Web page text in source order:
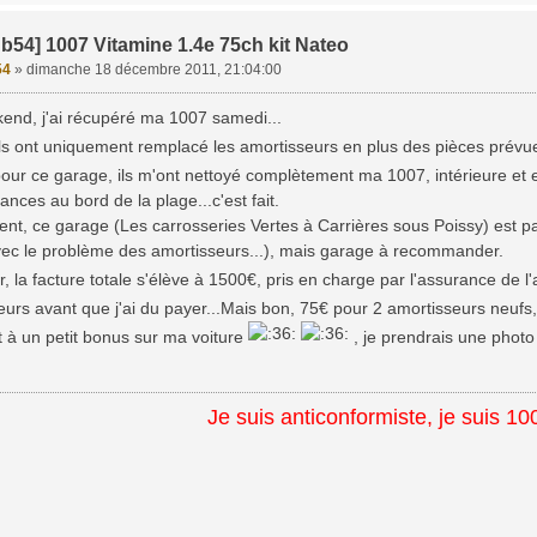
1007 Vitamine 1.4e 75ch kit Nateo
» dimanche 18 décembre 2011, 21:04:00
j'ai récupéré ma 1007 samedi...
ont uniquement remplacé les amortisseurs en plus des pièces
ce garage, ils m'ont nettoyé complètement ma 1007, intérieure et
au bord de la plage...c'est fait.
ce garage (Les carrosseries Vertes à Carrières sous Poissy) est
le problème des amortisseurs...), mais garage à recommander.
la facture totale s'élève à 1500€, pris en charge par l'assurance de
avant que j'ai du payer...Mais bon, 75€ pour 2 amortisseurs
à un petit bonus sur ma voiture
, je prendrais une
Je suis anticonformiste, je suis